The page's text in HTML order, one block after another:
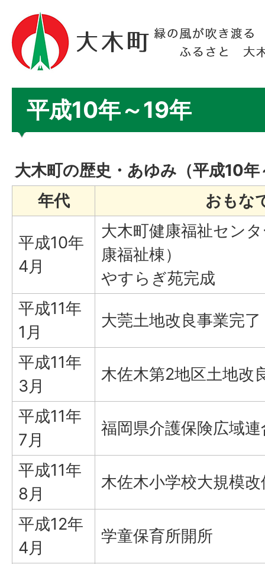
平成10年～19年
大木町の歴史・あゆみ（平成10年
年代
おもな
平成10年
4月
大木町健康福祉セン
康福祉棟）
やすらぎ苑完成
平成11年
1月
大莞土地改良事業完了
平成11年
3月
木佐木第2地区土地改
平成11年
7月
福岡県介護保険広域
平成11年
8月
木佐木小学校大規模
平成12年
4月
学童保育所開所